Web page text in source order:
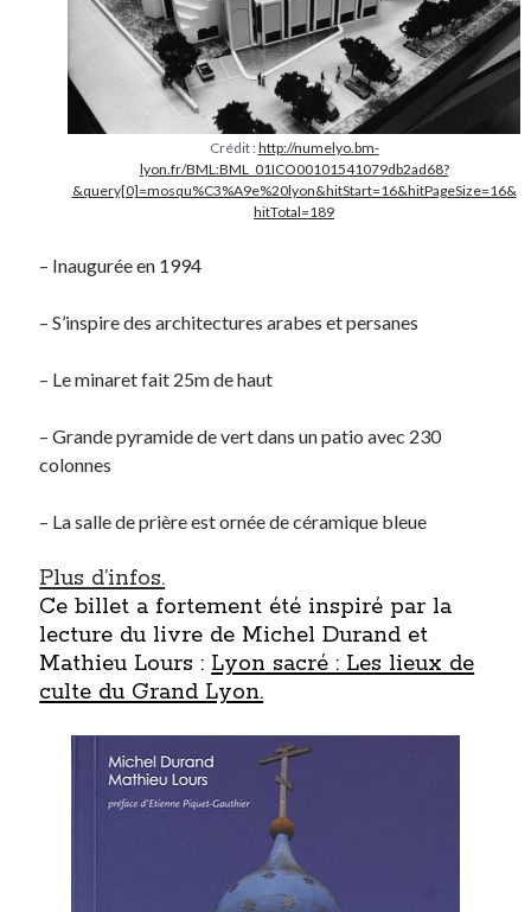
Crédit :http://numelyo.bm-
lyon.fr/BML:BML_01ICO00101541079db2ad68?
&query[0]=mosqu%C3%A9e%20lyon&hitStart=16&hitPageSize=16&
hitTotal=189
– Inaugurée en 1994
– S’inspire des architectures arabes et persanes
– Le minaret fait 25m de haut
– Grande pyramide de vert dans un patio avec 230
colonnes
– La salle de prière est ornée de céramique bleue
Plus d’infos.
Ce billet a fortement été inspiré par la
lecture du livre de Michel Durand et
Mathieu Lours : Lyon sacré : Les lieux de
culte du Grand Lyon.